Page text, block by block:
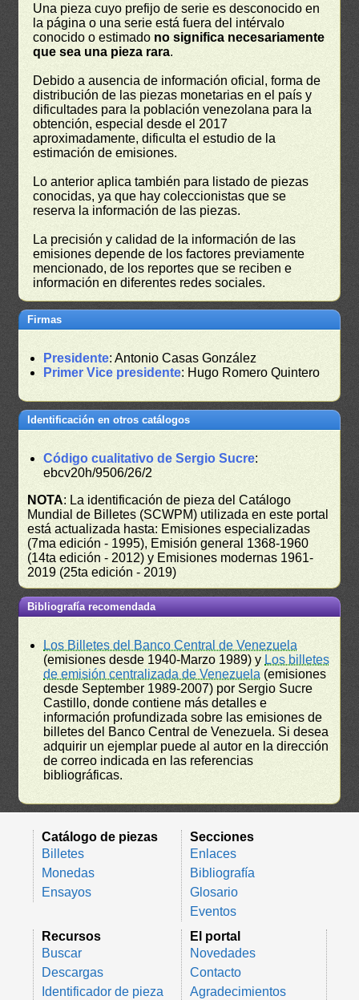
Una pieza cuyo prefijo de serie es desconocido en
la página o una serie está fuera del intérvalo
conocido o estimado no significa necesariamente
que sea una pieza rara.
Debido a ausencia de información oficial, forma de
distribución de las piezas monetarias en el país y
dificultades para la población venezolana para la
obtención, especial desde el 2017
aproximadamente, dificulta el estudio de la
estimación de emisiones.
Lo anterior aplica también para listado de piezas
conocidas, ya que hay coleccionistas que se
reserva la información de las piezas.
La precisión y calidad de la información de las
emisiones depende de los factores previamente
mencionado, de los reportes que se reciben e
información en diferentes redes sociales.
Firmas
Presidente: Antonio Casas González
Primer Vice presidente: Hugo Romero Quintero
Identificación en otros catálogos
Código cualitativo de Sergio Sucre:
ebcv20h/9506/26/2
NOTA: La identificación de pieza del Catálogo
Mundial de Billetes (SCWPM) utilizada en este portal
está actualizada hasta: Emisiones especializadas
(7ma edición - 1995), Emisión general 1368-1960
(14ta edición - 2012) y Emisiones modernas 1961-
2019 (25ta edición - 2019)
Bibliografía recomendada
Los Billetes del Banco Central de Venezuela
(emisiones desde 1940-Marzo 1989) y Los billetes
de emisión centralizada de Venezuela (emisiones
desde September 1989-2007) por Sergio Sucre
Castillo, donde contiene más detalles e
información profundizada sobre las emisiones de
billetes del Banco Central de Venezuela. Si desea
adquirir un ejemplar puede al autor en la dirección
de correo indicada en las referencias
bibliográficas.
Catálogo de piezas
Billetes
Monedas
Ensayos
Secciones
Enlaces
Bibliografía
Glosario
Eventos
Recursos
Buscar
Descargas
Identificador de pieza
El portal
Novedades
Contacto
Agradecimientos